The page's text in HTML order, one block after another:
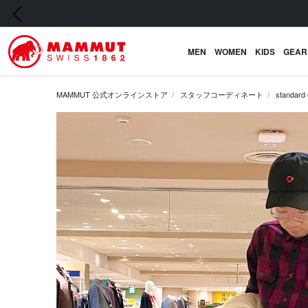
前の画像
MEN WOMEN KIDS GEAR
MAMMUT 公式オンラインストア スタッフコーディネート standard